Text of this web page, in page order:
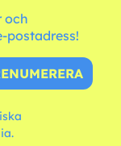
och
postadress!